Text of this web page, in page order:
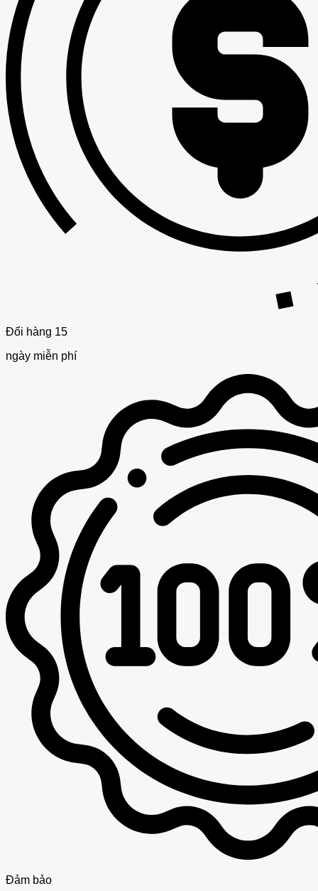
Đổi hàng 15
ngày miễn phí
Đảm bảo